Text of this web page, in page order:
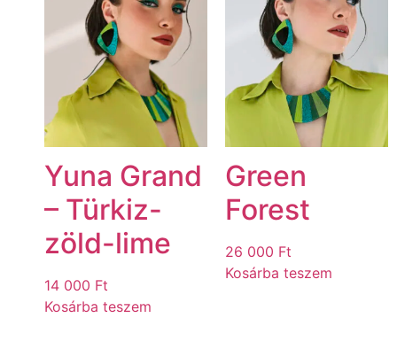
Yuna Grand
– Türkiz-
zöld-lime
14 000 Ft
Kosárba teszem
Green
Forest
26 000 Ft
Kosárba teszem